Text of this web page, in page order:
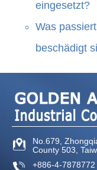
eingesetzt?
Was
beschädigt
No.679,
County 503
+886-4-7878772